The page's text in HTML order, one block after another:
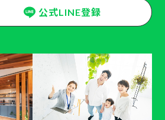
公式LINE登録